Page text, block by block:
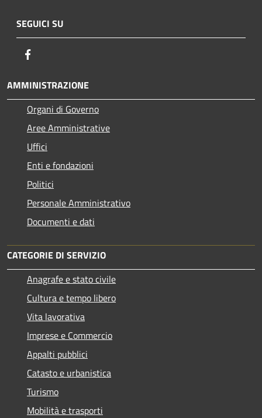
SEGUICI SU
AMMINISTRAZIONE
Organi di Governo
Aree Amministrative
Uffici
Enti e fondazioni
Politici
Personale Amministrativo
Documenti e dati
CATEGORIE DI SERVIZIO
Anagrafe e stato civile
Cultura e tempo libero
Vita lavorativa
Imprese e Commercio
Appalti pubblici
Catasto e urbanistica
Turismo
Mobilità e trasporti